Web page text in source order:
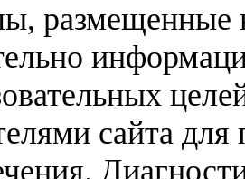
размещенные
сайта